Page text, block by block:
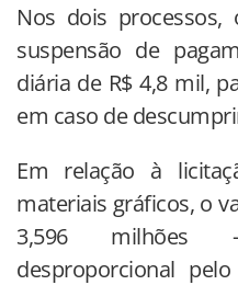
Nos dois processos,
suspensão de
diária de R$ 4,8 mil,
em caso de
Em relação à
materiais gráficos, o
3,596 milhões
desproporcional